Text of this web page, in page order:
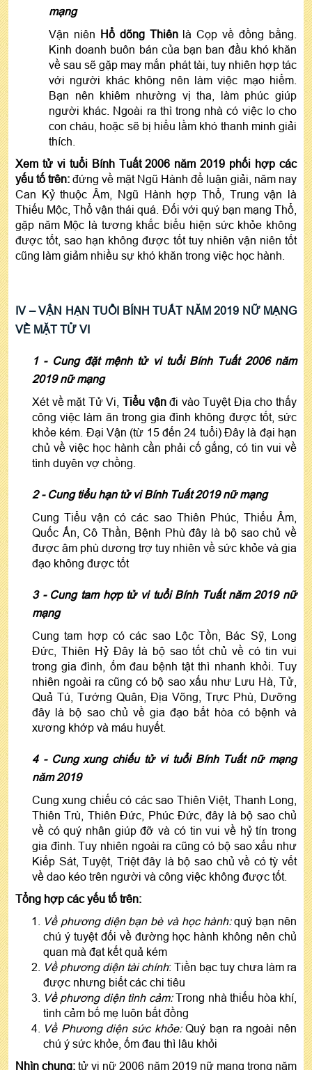
mạng
Vận niên Hổ dõng Thiênlà Cọp về đồng bằng.
Kinh doanh buôn bán của bạn ban đầu khó khăn
về sau sẽ gặp may mắn phát tài, tuy nhiên hợp tác
với người khác không nên làm việc mạo hiểm.
Bạn nên khiêm nhường vị tha, làm phúc giúp
người khác. Ngoài ra thì trong nhà có việc lo cho
con cháu, hoặc sẽ bị hiểu lầm khó thanh minh giải
thích.
Xem tử vi tuổi Bính Tuất 2006 năm 2019 phối hợp các
yếu tố trên: đứng về mặt Ngũ Hành để luận giải, năm nay
Can Kỷ thuộc Âm, Ngũ Hành hợp Thổ, Trung vận là
Thiếu Mộc, Thổ vận thái quá. Đối với quý bạn mạng Thổ,
gặp năm Mộc là tương khắc biểu hiện sức khỏe không
được tốt, sao hạn không được tốt tuy nhiên vận niên tốt
cũng làm giảm nhiều sự khó khăn trong việc học hành.
IV – VẬN HẠN TUỔI BÍNH TUẤT NĂM 2019 NỮ MẠNG
VỀ MẶT TỬ VI
1 - Cung đặt mệnh tử vi tuổi Bính Tuất 2006 năm
2019 nữ mạng
Xét về mặt Tử Vi, Tiểu vậnđi vào Tuyệt Địa cho thấy
công việc làm ăn trong gia đình không được tốt, sức
khỏe kém. Đại Vận (từ 15 đến 24 tuổi) Đây là đại hạn
chủ về việc học hành cần phải cố gắng, có tin vui về
tình duyên vợ chồng.
2 - Cung tiểu hạn tử vi Bính Tuất 2019 nữ mạng
Cung Tiểu vận có các sao Thiên Phúc, Thiếu Âm,
Quốc Ấn, Cô Thần, Bệnh Phù đây là bộ sao chủ về
được âm phù dương trợ tuy nhiên về sức khỏe và gia
đạo không được tốt
3 - Cung tam hợp tử vi tuổi Bính Tuất năm 2019 nữ
mạng
Cung tam hợp có các sao Lộc Tồn, Bác Sỹ, Long
Đức, Thiên Hỷ Đây là bộ sao tốt chủ về có tin vui
trong gia đình, ốm đau bệnh tật thì nhanh khỏi. Tuy
nhiên ngoài ra cũng có bộ sao xấu như Lưu Hà, Tử,
Quả Tú, Tướng Quân, Địa Võng, Trực Phù, Dưỡng
đây là bộ sao chủ về gia đạo bất hòa có bệnh và
xương khớp và máu huyết.
4 - Cung xung chiếu tử vi tuổi Bính Tuất nữ mạng
năm 2019
Cung xung chiếu có các sao Thiên Việt, Thanh Long,
Thiên Trù, Thiên Đức, Phúc Đức, đây là bộ sao chủ
về có quý nhân giúp đỡ và có tin vui về hỷ tín trong
gia đình. Tuy nhiên ngoài ra cũng có bộ sao xấu như
Kiếp Sát, Tuyệt, Triệt đây là bộ sao chủ về có tỳ vết
về dao kéo trên người và công việc không được tốt.
Tổng hợp các yếu tố trên:
Về phương diện bạn bè và học hành:quý bạn nên
chú ý tuyệt đối về đường học hành không nên chủ
quan mà đạt kết quả kém
Về phương diện tài chính: Tiền bạc tuy chưa làm ra
được nhưng biết các chi tiêu
Về phương diện tình cảm:Trong nhà thiếu hòa khí,
tình cảm bố mẹ luôn bất đồng
Về Phương diện sức khỏe:Quý bạn ra ngoài nên
chú ý sức khỏe, ốm đau thì lâu khỏi
Nhìn chung: tử vi nữ 2006 năm 2019 nữ mạng trong năm